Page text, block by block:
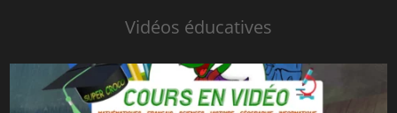
Vidéos éducatives